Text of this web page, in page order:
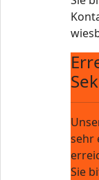
sehr
Sie